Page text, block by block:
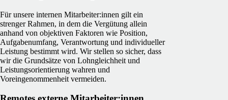
Für unsere internen Mitarbeiter:innen gilt ein
strenger Rahmen, in dem die Vergütung allein
anhand von objektiven Faktoren wie Position,
Aufgabenumfang, Verantwortung und individueller
Leistung bestimmt wird. Wir stellen so sicher, dass
wir die Grundsätze von Lohngleichheit und
Leistungsorientierung wahren und
Voreingenommenheit vermeiden.